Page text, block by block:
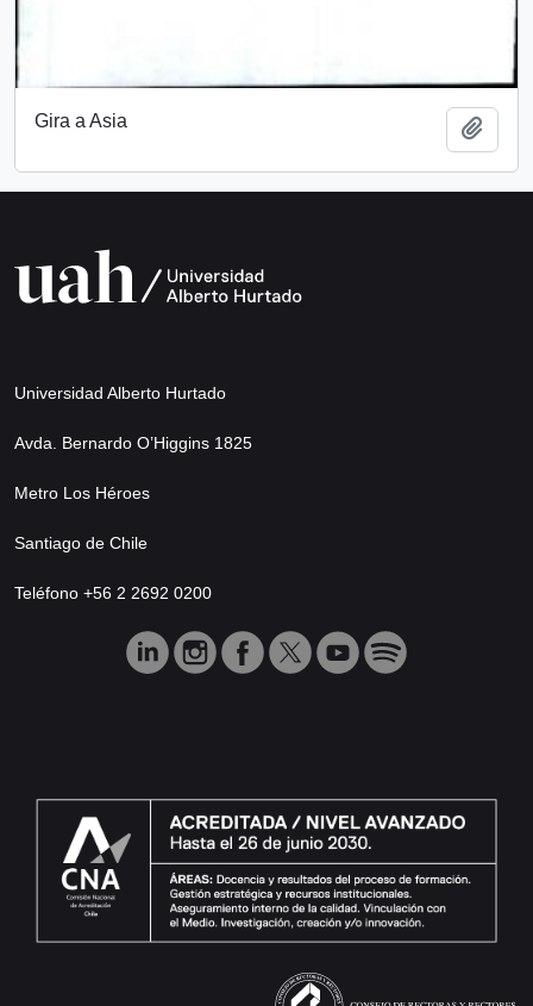
Gira a Asia
Universidad Alberto Hurtado
Avda. Bernardo O’Higgins 1825
Metro Los Héroes
Santiago de Chile
Teléfono +56 2 2692 0200